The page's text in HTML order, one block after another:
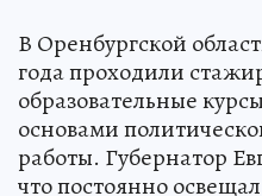
В Оренбургской
года проходили
образовательные
основами
работы. Губернатор
что постоянно